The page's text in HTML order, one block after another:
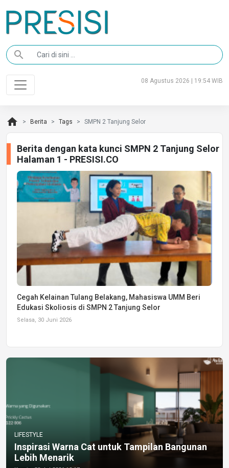
search
08 Agustus 2026 | 19:54 WIB
home Berita Tags SMPN 2 Tanjung Selor
Berita dengan kata kunci SMPN 2 Tanjung Selor
Halaman 1 - PRESISI.CO
Cegah Kelainan Tulang Belakang, Mahasiswa UMM Beri
Edukasi Skoliosis di SMPN 2 Tanjung Selor
Selasa, 30 Juni 2026
LIFESTYLE
Inspirasi Warna Cat untuk Tampilan Bangunan
Lebih Menarik